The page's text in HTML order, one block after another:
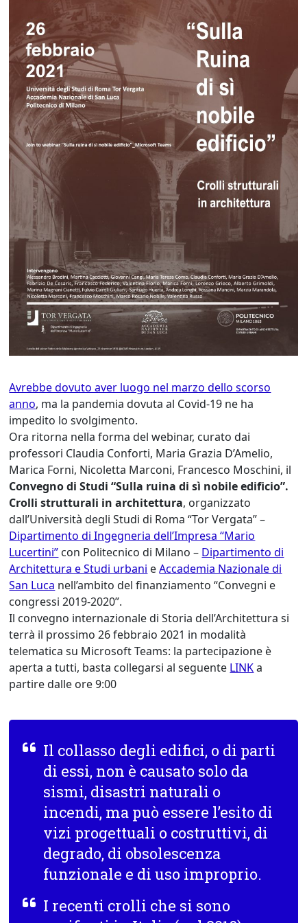
Avrebbe dovuto aver luogo nel marzo dello scorso
anno, ma la pandemia dovuta al Covid-19 ne ha
impedito lo svolgimento.
Ora ritorna nella forma del webinar, curato dai
professori Claudia Conforti, Maria Grazia D’Amelio,
Marica Forni, Nicoletta Marconi, Francesco Moschini, il
Convegno di Studi “Sulla ruina di sì nobile edificio”.
Crolli strutturali in architettura, organizzato
dall’Università degli Studi di Roma “Tor Vergata” –
Dipartimento di Ingegneria dell’Impresa “Mario
Lucertini” con Politecnico di Milano – Dipartimento di
Architettura e Studi urbani eAccademia Nazionale di
San Luca nell’ambito del finanziamento “Convegni e
congressi 2019-2020”.
Il convegno internazionale di Storia dell’Architettura si
terrà il prossimo 26 febbraio 2021 in modalità
telematica su Microsoft Teams: la partecipazione è
aperta a tutti, basta collegarsi al seguente LINKa
partire dalle ore 9:00
Il collasso degli edifici, o di parti
di essi, non è causato solo da
sismi, disastri naturali o
incendi, ma può essere l’esito di
vizi progettuali o costruttivi, di
degrado, di obsolescenza
funzionale e di uso improprio.
I recenti crolli che si sono